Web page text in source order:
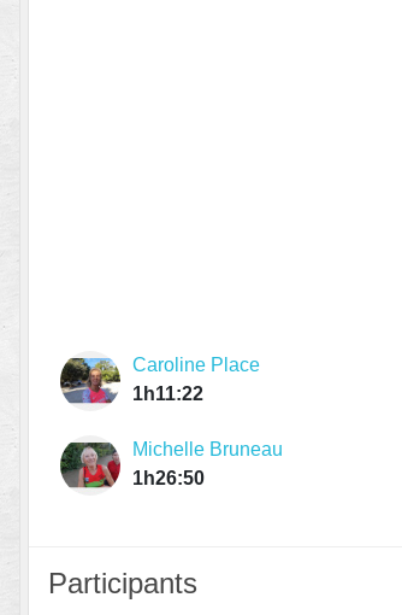
Caroline Place
1h11:22
Michelle Bruneau
1h26:50
Participants